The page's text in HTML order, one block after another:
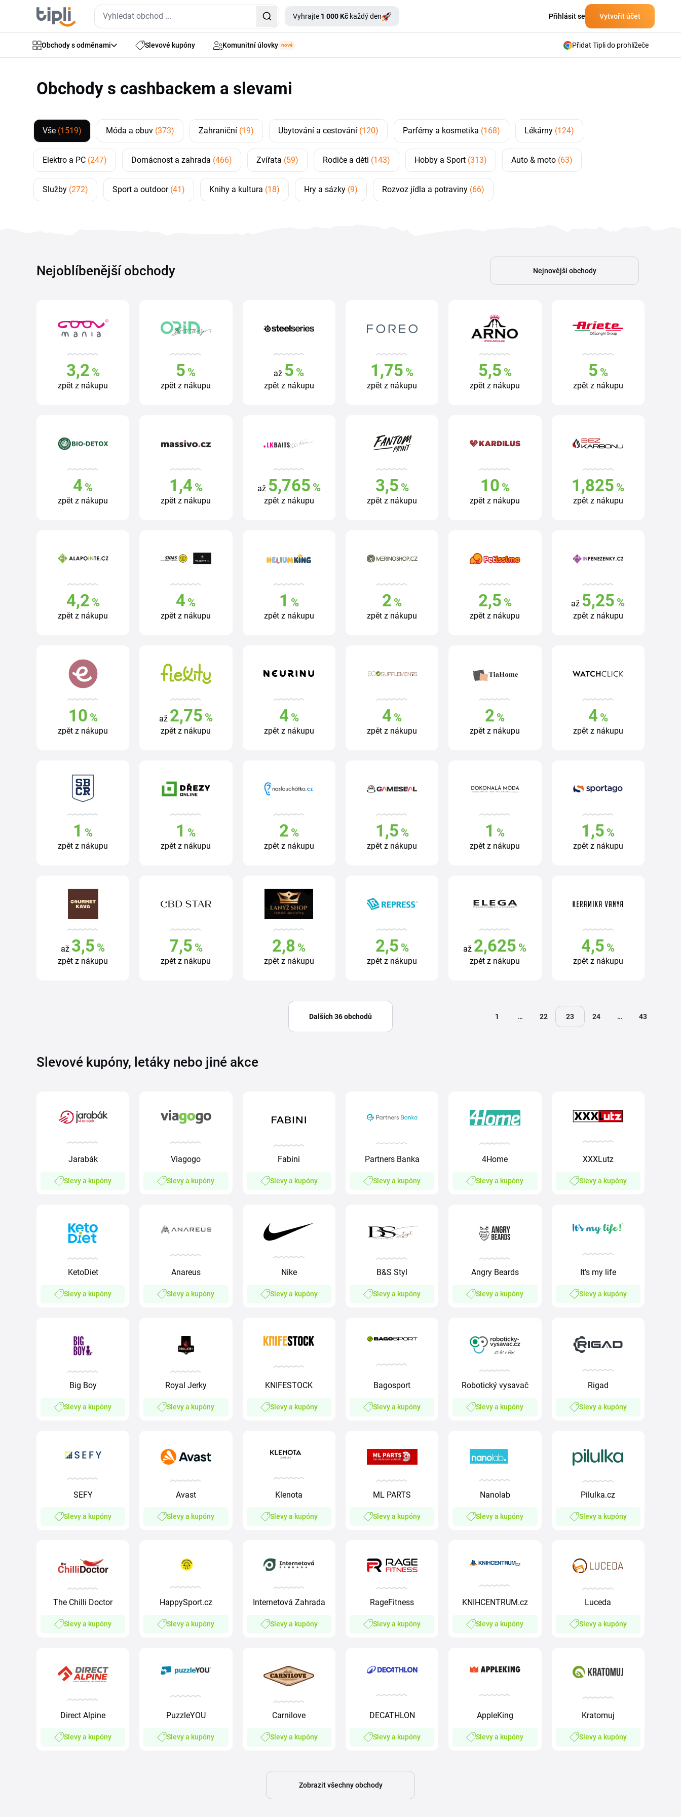
Vyhrajte 1 000 Kč každý den Přihlásit se Vytvořit účet
Obchody s odměnami Slevové kupóny Komunitní úlovky nové Přidat Tipli do prohlížeče
Obchody s cashbackem a slevami
Vše (1519) Móda a obuv (373) Zahraniční (19) Ubytování a cestování (120) Parfémy a kosmetika (168) Lékárny (124)
Elektro a PC (247) Domácnost a zahrada (466) Zvířata (59) Rodiče a děti (143) Hobby a Sport (313) Auto & moto (63)
Služby (272) Sport a outdoor (41) Knihy a kultura (18) Hry a sázky (9) Rozvoz jídla a potraviny (66)
Nejoblíbenější obchody Nejnovější obchody
3,2 %
zpět z nákupu
5 %
zpět z nákupu
až 5 %
zpět z nákupu
1,75 %
zpět z nákupu
5,5 %
zpět z nákupu
5 %
zpět z nákupu
4 %
zpět z nákupu
1,4 %
zpět z nákupu
až 5,765 %
zpět z nákupu
3,5 %
zpět z nákupu
10 %
zpět z nákupu
1,825 %
zpět z nákupu
4,2 %
zpět z nákupu
4 %
zpět z nákupu
1 %
zpět z nákupu
2 %
zpět z nákupu
2,5 %
zpět z nákupu
až 5,25 %
zpět z nákupu
10 %
zpět z nákupu
až 2,75 %
zpět z nákupu
4 %
zpět z nákupu
4 %
zpět z nákupu
2 %
zpět z nákupu
4 %
zpět z nákupu
1 %
zpět z nákupu
1 %
zpět z nákupu
2 %
zpět z nákupu
1,5 %
zpět z nákupu
1 %
zpět z nákupu
1,5 %
zpět z nákupu
až 3,5 %
zpět z nákupu
7,5 %
zpět z nákupu
2,8 %
zpět z nákupu
2,5 %
zpět z nákupu
až 2,625 %
zpět z nákupu
4,5 %
zpět z nákupu
Dalších 36 obchodů 1 … 22 23 24 … 43
Slevové kupóny, letáky nebo jiné akce
Jarabák
Slevy a kupóny
Viagogo
Slevy a kupóny
Fabini
Slevy a kupóny
Partners Banka
Slevy a kupóny
4Home
Slevy a kupóny
XXXLutz
Slevy a kupóny
KetoDiet
Slevy a kupóny
Anareus
Slevy a kupóny
Nike
Slevy a kupóny
B&S Styl
Slevy a kupóny
Angry Beards
Slevy a kupóny
It’s my life
Slevy a kupóny
Big Boy
Slevy a kupóny
Royal Jerky
Slevy a kupóny
KNIFESTOCK
Slevy a kupóny
Bagosport
Slevy a kupóny
Robotický vysavač
Slevy a kupóny
Rigad
Slevy a kupóny
SEFY
Slevy a kupóny
Avast
Slevy a kupóny
Klenota
Slevy a kupóny
ML PARTS
Slevy a kupóny
Nanolab
Slevy a kupóny
Pilulka.cz
Slevy a kupóny
The Chilli Doctor
Slevy a kupóny
HappySport.cz
Slevy a kupóny
Internetová Zahrada
Slevy a kupóny
RageFitness
Slevy a kupóny
KNIHCENTRUM.cz
Slevy a kupóny
Luceda
Slevy a kupóny
Direct Alpine
Slevy a kupóny
PuzzleYOU
Slevy a kupóny
Carnilove
Slevy a kupóny
DECATHLON
Slevy a kupóny
AppleKing
Slevy a kupóny
Kratomuj
Slevy a kupóny
Zobrazit všechny obchody